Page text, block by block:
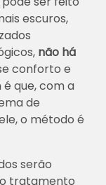
escuros,
não há
conforto e
que, com a
de
o método é
serão
tratamento